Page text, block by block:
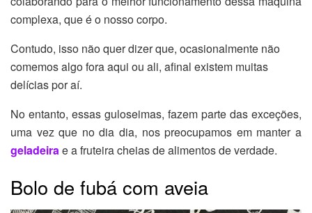
complexa, que é o nosso corpo.
Contudo, isso não quer dizer que, ocasionalmente não
comemos algo fora aqui ou ali, afinal existem muitas
delícias por aí.
No entanto, essas guloseimas, fazem parte das exceções,
uma vez que no dia dia, nos preocupamos em manter a
geladeirae a fruteira cheias de alimentos de verdade.
Bolo de fubá com aveia